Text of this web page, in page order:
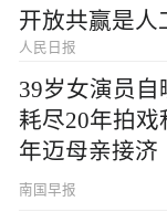
开放共赢是人
人民日报
39岁女演员自
耗尽20年拍戏
年迈母亲接济
南国早报